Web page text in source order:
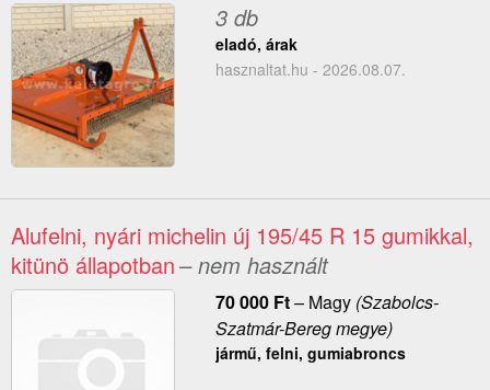
3 db
eladó, árak
hasznaltat.hu - 2026.08.07.
Alufelni, nyári michelin új 195/45 R 15 gumikkal,
kitünö állapotban– nem használt
70 000 Ft– Magy(Szabolcs-
Szatmár-Bereg megye)
jármű, felni, gumiabroncs